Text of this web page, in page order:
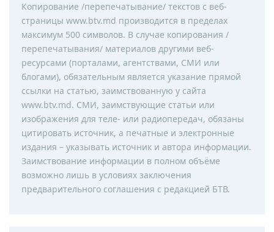
Копирование /перепечатывание/ текстов с веб-
страницы www.btv.md производится в пределах
максимум 500 символов. В случае копирования /
перепечатывания/ материалов другими веб-
ресурсами (порталами, агентствами, СМИ или
блогами), обязательным является указание прямой
ссылки на статью, заимствованную у сайта
www.btv.md. СМИ, заимствующие статьи или
изображения для теле- или радиопередач, обязаны
цитировать источник, а печатные и электронные
издания – указывать источник и автора информации.
Заимствование информации в полном объёме
возможно лишь в условиях заключения
предварительного соглашения с редакцией БТВ.